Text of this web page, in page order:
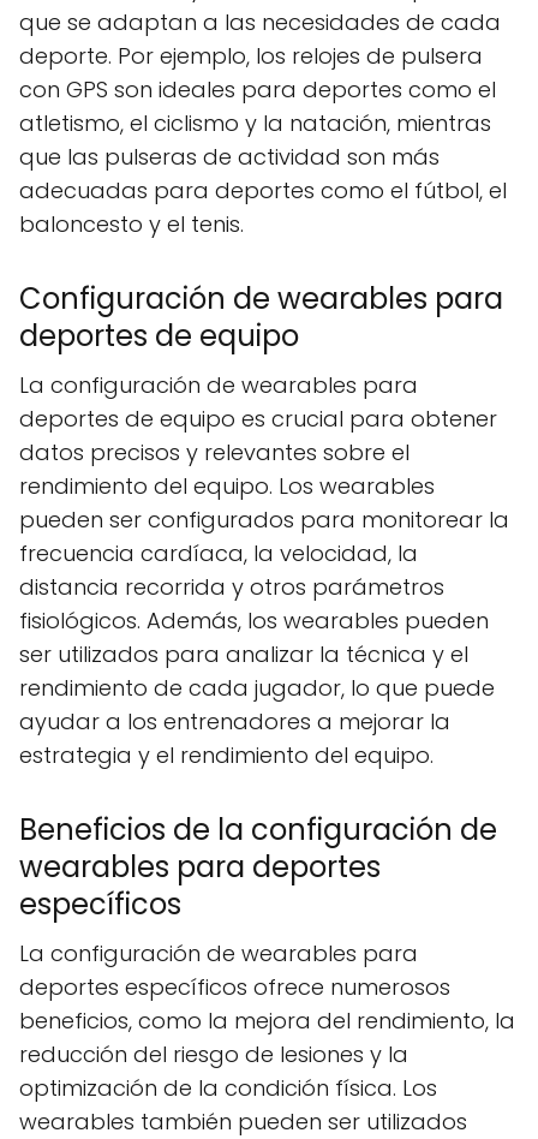
que se adaptan a las necesidades de cada
deporte. Por ejemplo, los relojes de pulsera
con GPS son ideales para deportes como el
atletismo, el ciclismo y la natación, mientras
que las pulseras de actividad son más
adecuadas para deportes como el fútbol, el
baloncesto y el tenis.
Configuración de wearables para
deportes de equipo
La configuración de wearables para
deportes de equipo es crucial para obtener
datos precisos y relevantes sobre el
rendimiento del equipo. Los wearables
pueden ser configurados para monitorear la
frecuencia cardíaca, la velocidad, la
distancia recorrida y otros parámetros
fisiológicos. Además, los wearables pueden
ser utilizados para analizar la técnica y el
rendimiento de cada jugador, lo que puede
ayudar a los entrenadores a mejorar la
estrategia y el rendimiento del equipo.
Beneficios de la configuración de
wearables para deportes
específicos
La configuración de wearables para
deportes específicos ofrece numerosos
beneficios, como la mejora del rendimiento, la
reducción del riesgo de lesiones y la
optimización de la condición física. Los
wearables también pueden ser utilizados